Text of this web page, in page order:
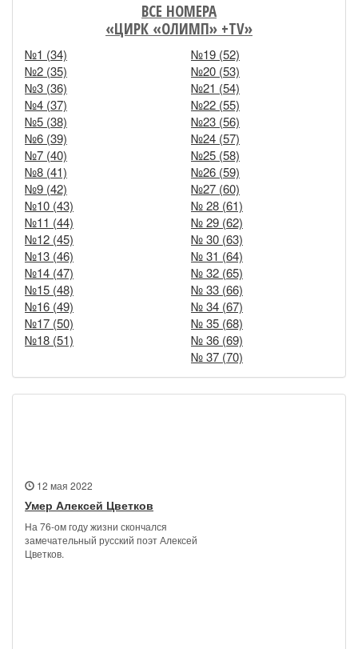
ВСЕ НОМЕРА
«ЦИРК «ОЛИМП» +TV»
№1 (34)
№2 (35)
№3 (36)
№4 (37)
№5 (38)
№6 (39)
№7 (40)
№8 (41)
№9 (42)
№10 (43)
№11 (44)
№12 (45)
№13 (46)
№14 (47)
№15 (48)
№16 (49)
№17 (50)
№18 (51)
№19 (52)
№20 (53)
№21 (54)
№22 (55)
№23 (56)
№24 (57)
№25 (58)
№26 (59)
№27 (60)
№ 28 (61)
№ 29 (62)
№ 30 (63)
№ 31 (64)
№ 32 (65)
№ 33 (66)
№ 34 (67)
№ 35 (68)
№ 36 (69)
№ 37 (70)
12 мая 2022
Умер Алексей Цветков
На 76-ом году жизни скончался
замечательный русский поэт Алексей
Цветков.